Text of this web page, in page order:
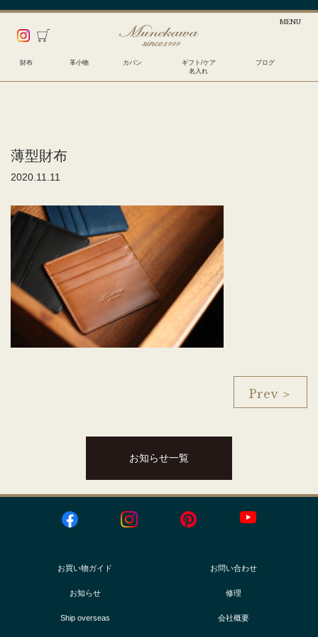
財布 革小物 カバン
ギフト/ケア
名入れ
ブログ
薄型財布
2020.11.11
Prev ＞
お知らせ一覧
お買い物ガイド お問い合わせ
お知らせ 修理
Ship overseas 会社概要